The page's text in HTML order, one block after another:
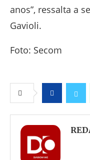
anos”, ressalta a
Gavioli.
Foto: Secom
Facebook